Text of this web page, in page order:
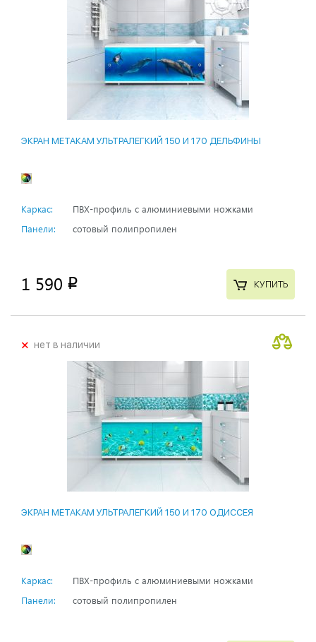
ЭКРАН МЕТАКАМ УЛЬТРАЛЕГКИЙ 150 И 170 ДЕЛЬФИНЫ
Каркас:
ПВХ-профиль с алюминиевыми ножками
Панели:
сотовый полипропилен
1 590 p КУПИТЬ
+нет в наличии
ЭКРАН МЕТАКАМ УЛЬТРАЛЕГКИЙ 150 И 170 ОДИССЕЯ
Каркас:
ПВХ-профиль с алюминиевыми ножками
Панели:
сотовый полипропилен